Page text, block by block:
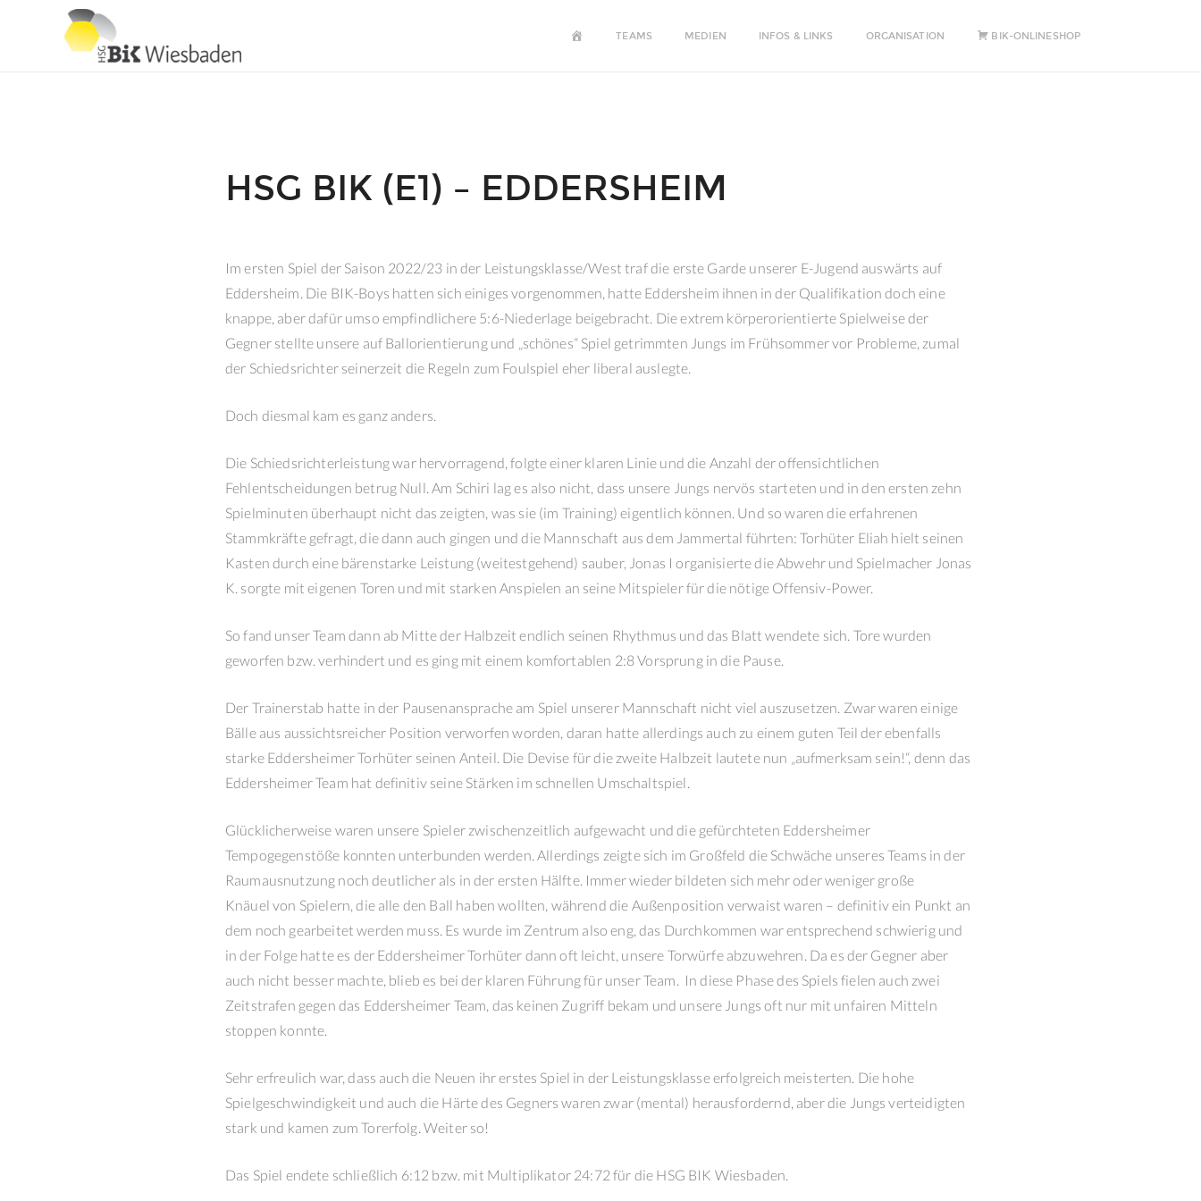
TEAMS MEDIEN INFOS & LINKS ORGANISATION BIK-ONLINESHOP
HSG BIK (E1) – EDDERSHEIM
Im ersten Spiel der Saison 2022/23 in der Leistungsklasse/West traf die erste Garde unserer E-Jugend auswärts auf
Eddersheim. Die BIK-Boys hatten sich einiges vorgenommen, hatte Eddersheim ihnen in der Qualifikation doch eine
knappe, aber dafür umso empfindlichere 5:6-Niederlage beigebracht. Die extrem körperorientierte Spielweise der
Gegner stellte unsere auf Ballorientierung und „schönes“ Spiel getrimmten Jungs im Frühsommer vor Probleme, zumal
der Schiedsrichter seinerzeit die Regeln zum Foulspiel eher liberal auslegte.
Doch diesmal kam es ganz anders.
Die Schiedsrichterleistung war hervorragend, folgte einer klaren Linie und die Anzahl der offensichtlichen
Fehlentscheidungen betrug Null. Am Schiri lag es also nicht, dass unsere Jungs nervös starteten und in den ersten zehn
Spielminuten überhaupt nicht das zeigten, was sie (im Training) eigentlich können. Und so waren die erfahrenen
Stammkräfte gefragt, die dann auch gingen und die Mannschaft aus dem Jammertal führten: Torhüter Eliah hielt seinen
Kasten durch eine bärenstarke Leistung (weitestgehend) sauber, Jonas I organisierte die Abwehr und Spielmacher Jonas
K. sorgte mit eigenen Toren und mit starken Anspielen an seine Mitspieler für die nötige Offensiv-Power.
So fand unser Team dann ab Mitte der Halbzeit endlich seinen Rhythmus und das Blatt wendete sich. Tore wurden
geworfen bzw. verhindert und es ging mit einem komfortablen 2:8 Vorsprung in die Pause.
Der Trainerstab hatte in der Pausenansprache am Spiel unserer Mannschaft nicht viel auszusetzen. Zwar waren einige
Bälle aus aussichtsreicher Position verworfen worden, daran hatte allerdings auch zu einem guten Teil der ebenfalls
starke Eddersheimer Torhüter seinen Anteil. Die Devise für die zweite Halbzeit lautete nun „aufmerksam sein!“, denn das
Eddersheimer Team hat definitiv seine Stärken im schnellen Umschaltspiel.
Glücklicherweise waren unsere Spieler zwischenzeitlich aufgewacht und die gefürchteten Eddersheimer
Tempogegenstöße konnten unterbunden werden. Allerdings zeigte sich im Großfeld die Schwäche unseres Teams in der
Raumausnutzung noch deutlicher als in der ersten Hälfte. Immer wieder bildeten sich mehr oder weniger große
Knäuel von Spielern, die alle den Ball haben wollten, während die Außenposition verwaist waren – definitiv ein Punkt an
dem noch gearbeitet werden muss. Es wurde im Zentrum also eng, das Durchkommen war entsprechend schwierig und
in der Folge hatte es der Eddersheimer Torhüter dann oft leicht, unsere Torwürfe abzuwehren. Da es der Gegner aber
auch nicht besser machte, blieb es bei der klaren Führung für unser Team. In diese Phase des Spiels fielen auch zwei
Zeitstrafen gegen das Eddersheimer Team, das keinen Zugriff bekam und unsere Jungs oft nur mit unfairen Mitteln
stoppen konnte.
Sehr erfreulich war, dass auch die Neuen ihr erstes Spiel in der Leistungsklasse erfolgreich meisterten. Die hohe
Spielgeschwindigkeit und auch die Härte des Gegners waren zwar (mental) herausfordernd, aber die Jungs verteidigten
stark und kamen zum Torerfolg. Weiter so!
Das Spiel endete schließlich 6:12 bzw. mit Multiplikator 24:72 für die HSG BIK Wiesbaden.